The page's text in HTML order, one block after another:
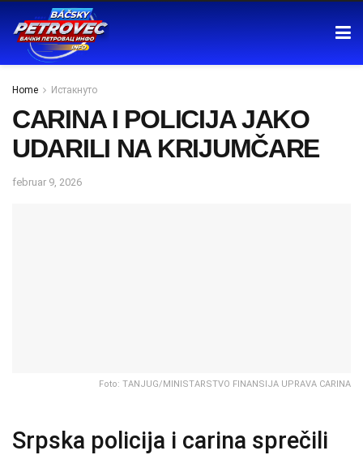
Home Истакнуто
CARINA I POLICIJA JAKO
UDARILI NA KRIJUMČARE
februar 9, 2026
Foto: TANJUG/MINISTARSTVO FINANSIJA UPRAVA CARINA
Srpska policija i carina sprečili